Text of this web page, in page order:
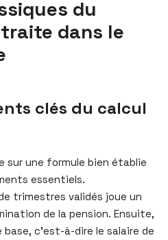
du
dans le
clés du calcul
sur une formule bien établie
essentiels.
trimestres validés joue un
de la pension. Ensuite,
c’est-à-dire le salaire de